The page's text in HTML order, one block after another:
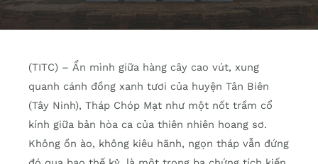
(TITC) – Ẩn mình giữa hàng cây cao vút, xung
quanh cánh đồng xanh tươi của huyện Tân Biên
(Tây Ninh), Tháp Chóp Mạt như một nốt trầm cổ
kính giữa bản hòa ca của thiên nhiên hoang sơ.
Không ồn ào, không kiêu hãnh, ngọn tháp vẫn đứng